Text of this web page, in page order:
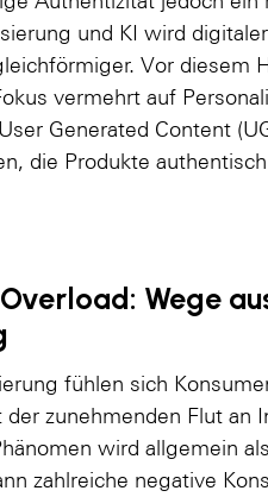
und KI wird
Vor diesem
vermehrt auf
Generated Content
die Produkte
Wege
fühlen sich
zunehmenden Flut an
wird allgemein
zahlreiche negative